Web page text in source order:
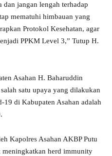
dan jangan lengah terhadap
mematuhi himbauan yang
Protokol Kesehatan, agar
PPKM Level 3,” Tutup H.
Asahan H. Baharuddin
satu upaya yang dilakukan
di Kabupaten Asahan adalah
Kapolres Asahan AKBP Putu
herd immunity